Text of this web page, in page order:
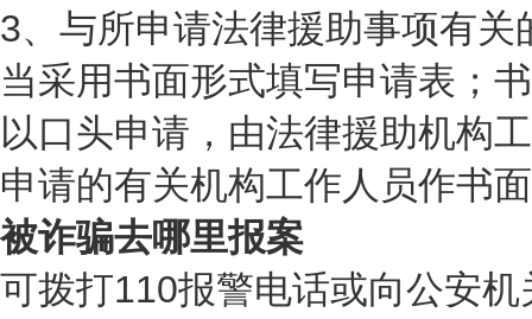
3、与所申请法律援助事项有关
当采用书面形式填写申请表；
以口头申请，由法律援助机构
申请的有关机构工作人员作书
被诈骗去哪里报案
可拨打110报警电话或向公安